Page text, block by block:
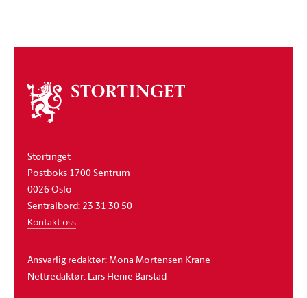
Om
stortinget
Stortinget
Postboks 1700 Sentrum
0026 Oslo
Sentralbord: 23 31 30 50
Kontakt oss
Ansvarlig redaktør: Mona Mortensen Krane
Nettredaktør: Lars Henie Barstad